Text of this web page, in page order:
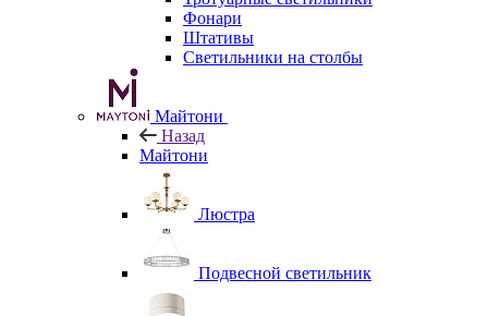
Фонари
Штативы
Светильники на столбы
Майтони
Назад
Майтони
Люстра
Подвесной светильник